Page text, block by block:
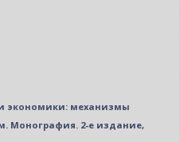
экономики: механизмы
Монография. 2-е издание,